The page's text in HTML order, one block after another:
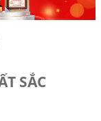
SẮC